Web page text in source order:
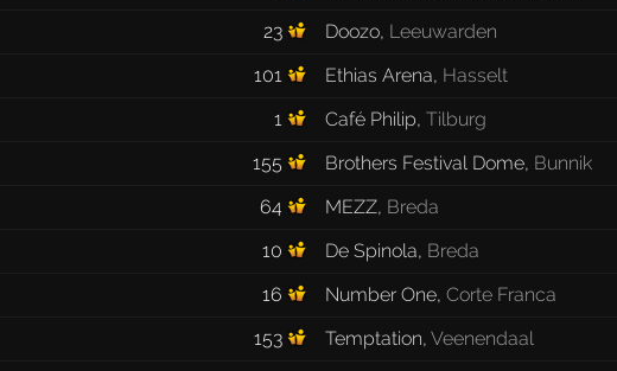
23 Doozo, Leeuwarden
101 Ethias Arena, Hasselt
1 Café Philip, Tilburg
155 Brothers Festival Dome, Bunnik
64 MEZZ, Breda
10 De Spinola, Breda
16 Number One, Corte Franca
153 Temptation, Veenendaal